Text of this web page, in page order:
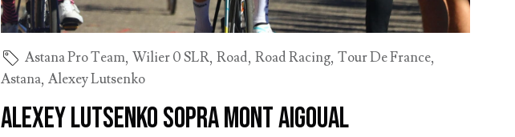
Astana Pro Team,Wilier 0 SLR,Road,Road Racing,Tour De France,
Astana,Alexey Lutsenko
Alexey Lutsenko sopra Mont Aigoual